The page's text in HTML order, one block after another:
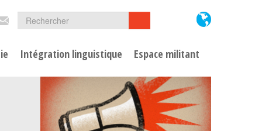
Formulaire
de
recherche
Rechercher
Intégration linguistique Espace militant